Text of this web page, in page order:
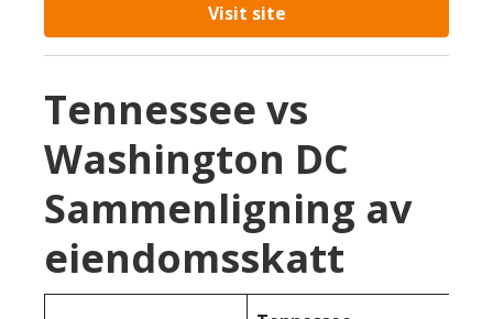
Visit site
Tennessee vs
Washington DC
Sammenligning av
eiendomsskatt